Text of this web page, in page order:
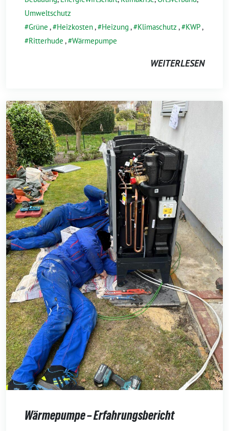
Umweltschutz
Grüne , Heizkosten, Heizung , Klimaschutz , KWP,
Ritterhude , Wärmepumpe
WEITERLESEN
Wärmepumpe – Erfahrungsbericht